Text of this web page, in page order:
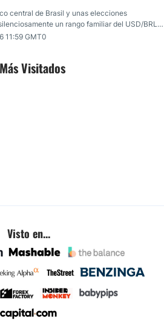
Visitados
central de Brasil y unas elecciones
un rango familiar del USD/BRL.
del banco central de Brasil y unas elecciones
un rango familiar del USD/BRL.
a continuación.
11:59 GMT0
Visto en...